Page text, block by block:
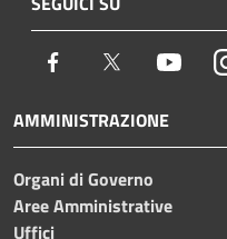
Facebook Twitter
AMMINISTRAZIONE
Organi di Governo
Aree Amministrative
Uffici